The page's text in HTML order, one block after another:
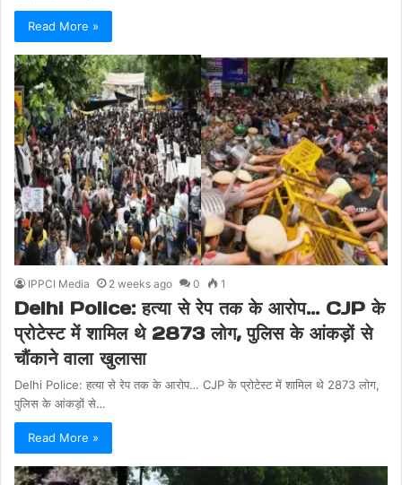
Read More »
IPPCI Media 2 weeks ago 0 1
Delhi Police: हत्या से रेप तक के आरोप… CJP के
प्रोटेस्ट में शामिल थे 2873 लोग, पुलिस के आंकड़ों से
चौंकाने वाला खुलासा
Delhi Police: हत्या से रेप तक के आरोप… CJP के प्रोटेस्ट में शामिल थे 2873 लोग,
पुलिस के आंकड़ों से…
Read More »